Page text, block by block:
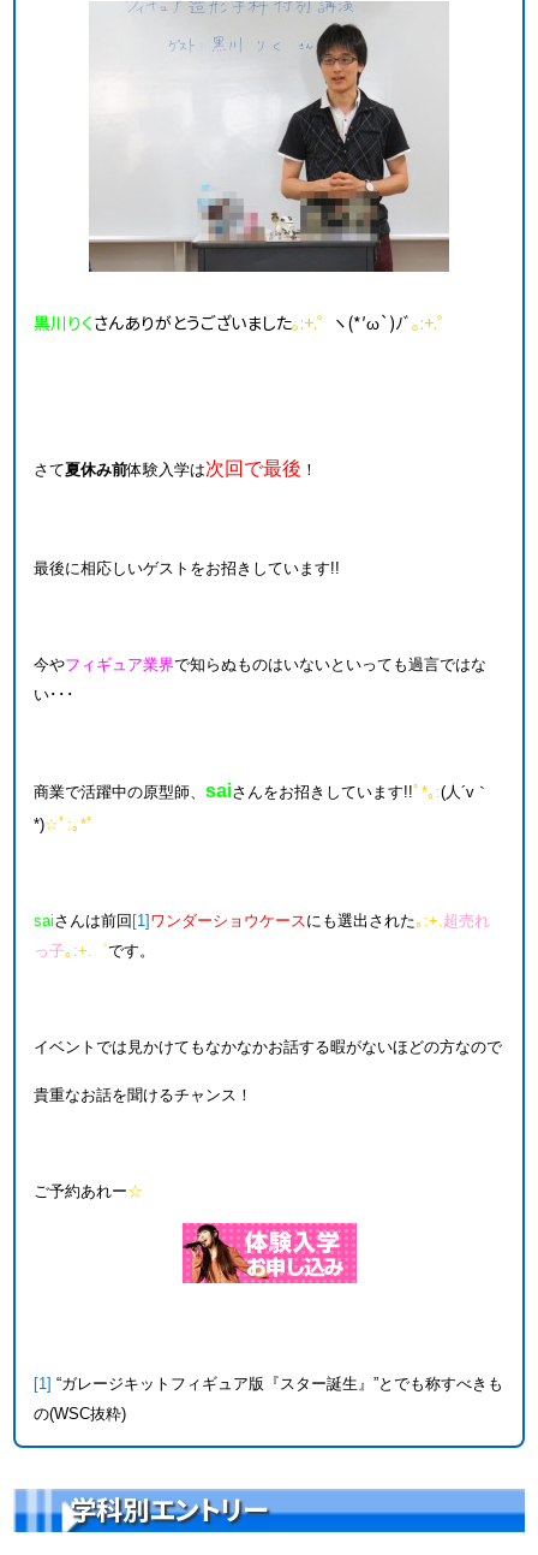
学科別エントリー
黒川りくさんありがとうございました｡:+.゜ ヽ(*′ω`)ﾉﾞ｡:+.゜
さて夏休み前体験入学は次回で最後 ！
最後に相応しいゲストをお招きしています!!
今やフィギュア業界で知らぬものはいないといっても過言ではな
い･･･
商業で活躍中の原型師、saiさんをお招きしています!!ﾟ*｡:(人´v｀
*)☆ﾟ:｡*ﾟ
saiさんは前回 [1] ワンダーショウケースにも選出された｡:+.超売れ
っ子｡:+.゜です。
イベントでは見かけてもなかなかお話する暇がないほどの方なので
貴重なお話を聞けるチャンス！
ご予約あれー☆
[1] “ガレージキットフィギュア版『スター誕生』”とでも称すべきも
の(WSC抜粋)